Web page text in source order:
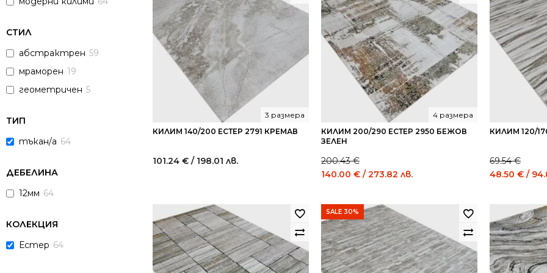
СТИЛ
абстрактрен 59
мраморен 19
геометричен 5
ТИП
тъкан/а 64
ДЕБЕЛИНА
12мм 64
КОЛЕКЦИЯ
Естер 64
КИЛИМ 140/200 ЕСТЕР 2791 КРЕМАВ
3 размера
101.24 € / 198.01 лв.
КИЛИМ 200/290 ЕСТЕР 2950 БЕЖОВ
ЗЕЛЕН
4 размера
200.43€
Original
200.43 €
/
392.01
лв..
140.00 € / 273.82 лв.
/
273.82
лв..
КИЛИМ 120/
69.54€
Original
69.54 €
/
136.01
лв..
48.50 € /
SALE 30%